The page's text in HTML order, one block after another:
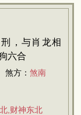
，与肖龙相
六合
煞方： 煞南
,财神东北